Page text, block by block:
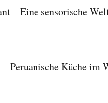
– Eine sensorische
Peruanische Küche im